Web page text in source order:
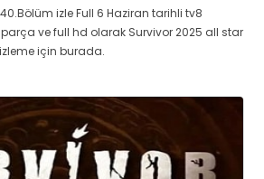
izle Full 6 Haziran tarihli tv8
ve full hd olarak Survivor 2025 all star
için burada.